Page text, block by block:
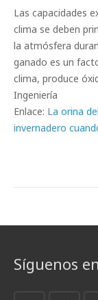
Las capacidades
clima se deben
la atmósfera
ganado es un
clima, produce
Ingeniería
Enlace: La orina
invernadero
Síguenos